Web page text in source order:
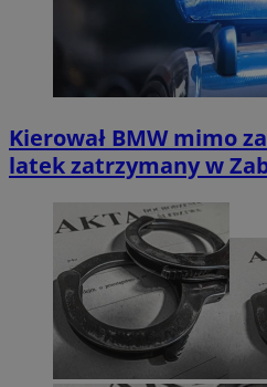
Kierował BMW mimo
latek zatrzymany w